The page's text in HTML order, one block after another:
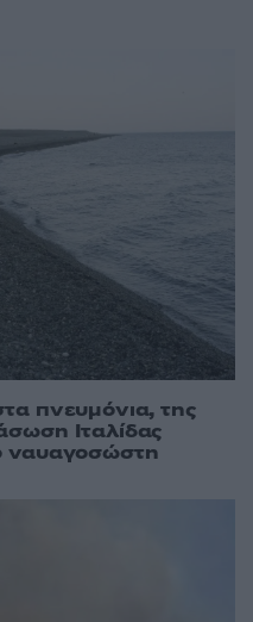
πνευμόνια, της
Ιταλίδας
ναυαγοσώστη